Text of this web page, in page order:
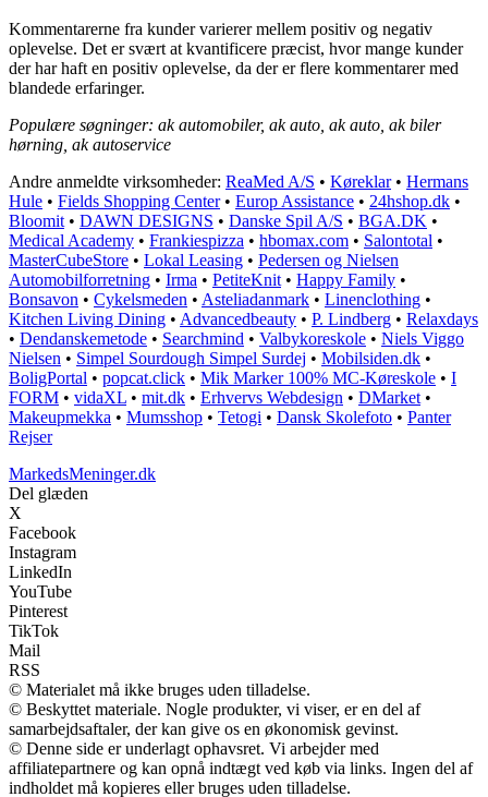
Kommentarerne fra kunder varierer mellem positiv og negativ
oplevelse. Det er svært at kvantificere præcist, hvor mange kunder
der har haft en positiv oplevelse, da der er flere kommentarer med
blandede erfaringer.
Populære søgninger: ak automobiler, ak auto, ak auto, ak biler
hørning, ak autoservice
Andre anmeldte virksomheder: ReaMed A/S • Køreklar• Hermans
Hule • Fields Shopping Center• Europ Assistance • 24hshop.dk •
Bloomit • DAWN DESIGNS • Danske Spil A/S • BGA.DK •
Medical Academy • Frankiespizza • hbomax.com • Salontotal •
MasterCubeStore • Lokal Leasing • Pedersen og Nielsen
Automobilforretning • Irma • PetiteKnit • Happy Family •
Bonsavon • Cykelsmeden • Asteliadanmark • Linenclothing •
Kitchen Living Dining • Advancedbeauty • P. Lindberg • Relaxdays
• Dendanskemetode • Searchmind • Valbykoreskole • Niels Viggo
Nielsen • Simpel Sourdough Simpel Surdej • Mobilsiden.dk •
BoligPortal • popcat.click • Mik Marker 100% MC-Køreskole • I
FORM • vidaXL • mit.dk • Erhvervs Webdesign • DMarket •
Makeupmekka • Mumsshop • Tetogi • Dansk Skolefoto • Panter
Rejser
MarkedsMeninger.dk
Del glæden
X
Facebook
Instagram
LinkedIn
YouTube
Pinterest
TikTok
Mail
RSS
© Materialet må ikke bruges uden tilladelse.
© Beskyttet materiale. Nogle produkter, vi viser, er en del af
samarbejdsaftaler, der kan give os en økonomisk gevinst.
© Denne side er underlagt ophavsret. Vi arbejder med
affiliatepartnere og kan opnå indtægt ved køb via links. Ingen del af
indholdet må kopieres eller bruges uden tilladelse.